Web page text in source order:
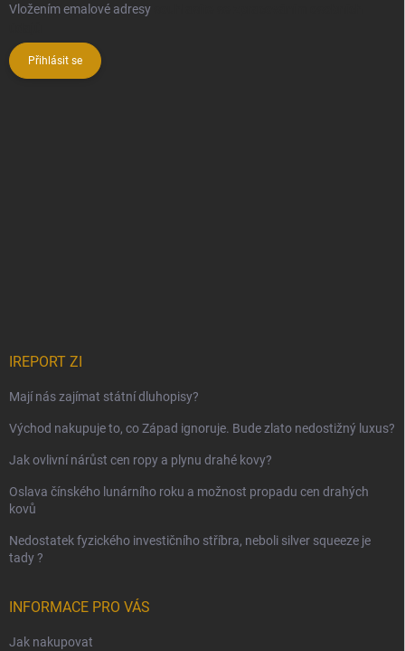
Vložením emalové adresy
Přihlásit se
IREPORT ZI
Mají nás zajímat státní dluhopisy?
Východ nakupuje to, co Západ ignoruje. Bude zlato nedostižný luxus?
Jak ovlivní nárůst cen ropy a plynu drahé kovy?
Oslava čínského lunárního roku a možnost propadu cen drahých
kovů
Nedostatek fyzického investičního stříbra, neboli silver squeeze je
tady ?
INFORMACE PRO VÁS
Jak nakupovat